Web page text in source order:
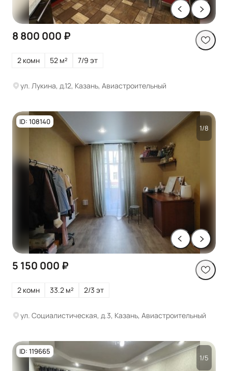
8 800 000 ₽
2 комн 52 м² 7/9 эт
ул. Лукина, д.12, Казань, Авиастроительный
ID: 108140
1/8
5 150 000 ₽
2 комн 33.2 м² 2/3 эт
ул. Социалистическая, д.3, Казань, Авиастроительный
ID: 119665
1/5